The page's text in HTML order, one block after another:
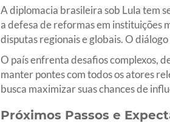
A diplomacia brasileira sob Lula tem
a defesa de reformas em instituições
disputas regionais e globais. O
O país enfrenta desafios complexos,
manter pontes com todos os atores
busca maximizar suas chances de
Próximos Passos e